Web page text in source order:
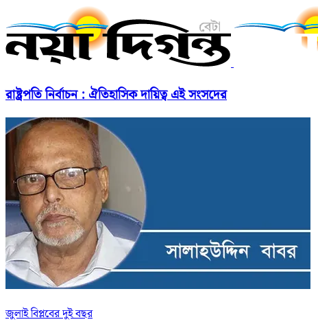
রাষ্ট্রপতি নির্বাচন : ঐতিহাসিক দায়িত্ব এই সংসদের
জুলাই বিপ্লবের দুই বছর